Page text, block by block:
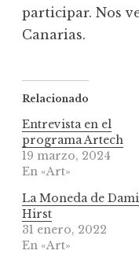
participar. Nos
Canarias.
Relacionado
Entrevista en el
programa Artech
19 marzo, 2024
En «Art»
La Moneda de
Hirst
31 enero, 2022
En «Art»